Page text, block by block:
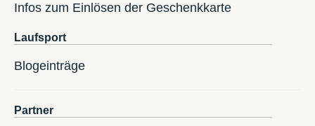
Infos zum Einlösen der Geschenkkarte
Laufsport
Blogeinträge
Partner